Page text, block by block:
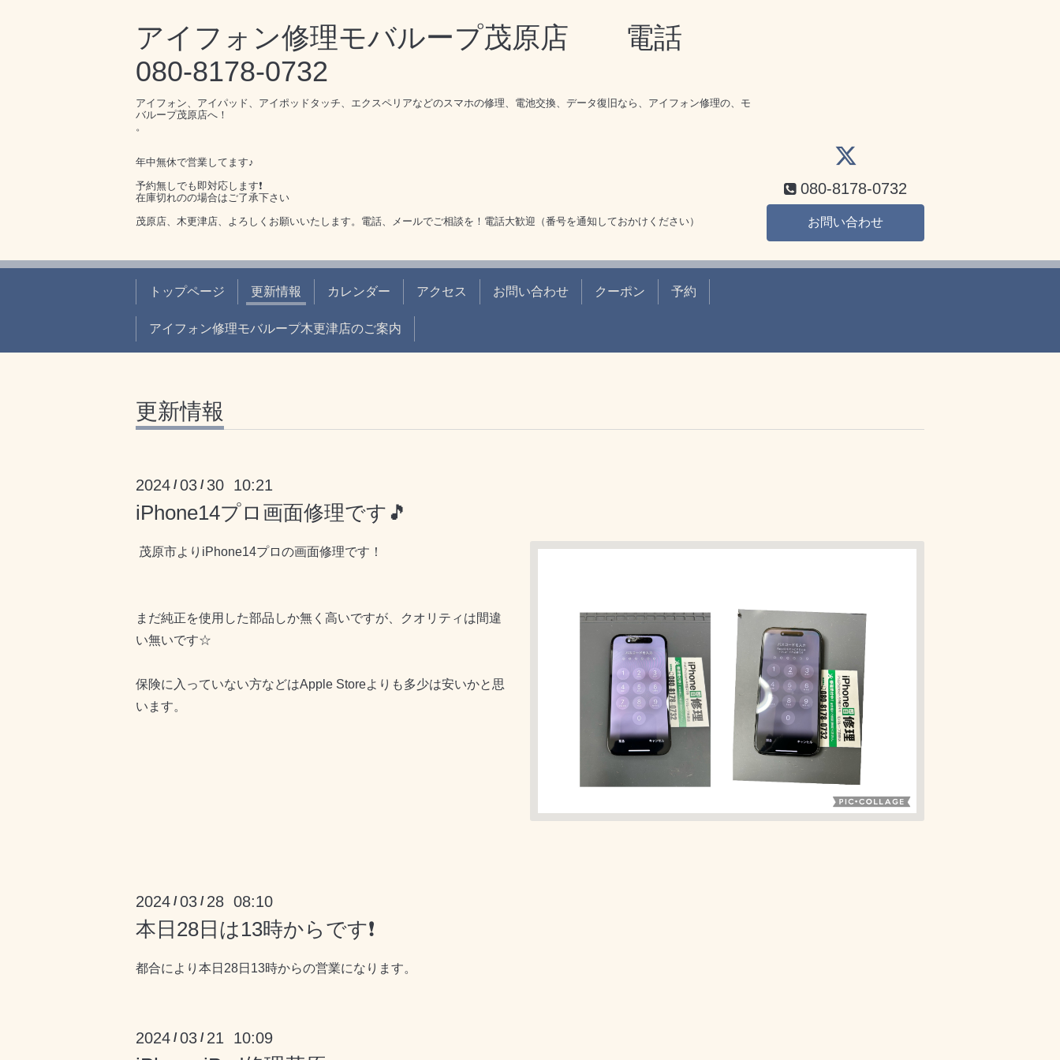
アイフォン修理モバループ茂原店 電話
080-8178-0732
アイフォン、アイパッド、アイポッドタッチ、エクスペリアなどのスマホの修理、電池交換、データ復旧なら、アイフォン修理の、モ
バループ茂原店へ！
。
年中無休で営業してます♪
予約無しでも即対応します❗️
在庫切れのの場合はご了承下さい
茂原店、木更津店、よろしくお願いいたします。電話、メールでご相談を！電話大歓迎（番号を通知しておかけください）
080-8178-0732
お問い合わせ
トップページ 更新情報 カレンダー アクセス お問い合わせ クーポン 予約
アイフォン修理モバループ木更津店のご案内
更新情報
2024 /03 / 30 10:21
iPhone14プロ画面修理です🎵
茂原市よりiPhone14プロの画面修理です！
まだ純正を使用した部品しか無く高いですが、クオリティは間違
い無いです☆
保険に入っていない方などはApple Storeよりも多少は安いかと思
います。
2024 /03 / 28 08:10
本日28日は13時からです❗️
都合により本日28日13時からの営業になります。
2024 /03 / 21 10:09